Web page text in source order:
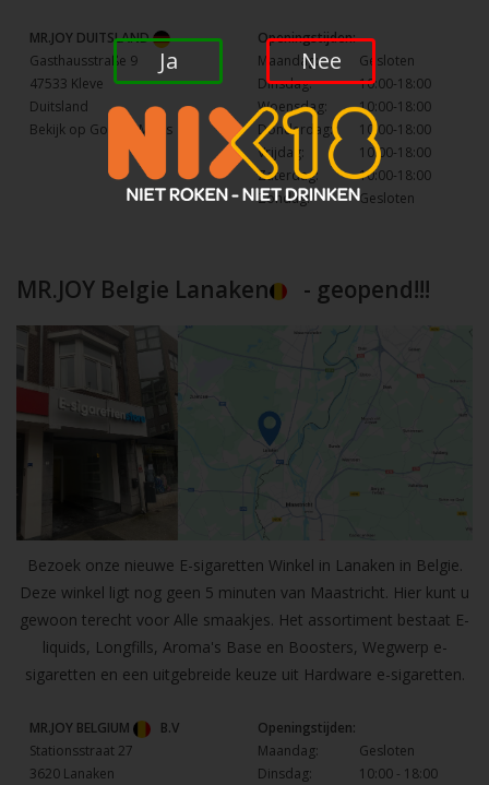
MR.JOY DUITSLAND
Gasthausstraße 9
47533 Kleve
Duitsland
Bekijk op Google Maps
Openingstijden:
Maandag:
Gesloten
Dinsdag:
10:00-18:00
Woensdag:
10:00-18:00
Donderdag:
10:00-18:00
Vrijdag:
10:00-18:00
Zaterdag:
10:00-18:00
Zondag:
Gesloten
MR.JOY Belgie Lanaken - geopend!!!
Bezoek onze nieuwe E-sigaretten Winkel in Lanaken in Belgie.
Deze winkel ligt nog geen 5 minuten van Maastricht. Hier kunt u
gewoon terecht voor Alle smaakjes. Het assortiment bestaat E-
liquids, Longfills, Aroma's Base en Boosters, Wegwerp e-
sigaretten en een uitgebreide keuze uit Hardware e-sigaretten.
MR.JOY BELGIUM
B.V
Stationsstraat 27
3620 Lanaken
Openingstijden:
Maandag:
Gesloten
Dinsdag:
10:00 - 18:00
Ja Nee